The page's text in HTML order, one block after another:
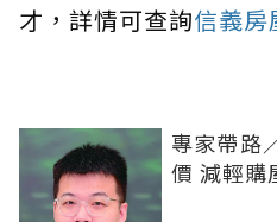
才，詳情可查詢信義房
專家帶路
價 減輕購